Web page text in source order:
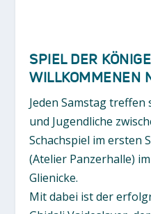
SPIEL DER
WILLKOMMENEN
Jeden Samstag treffen
und Jugendliche
Schachspiel im ersten
(Atelier Panzerhalle)
Glienicke.
Mit dabei ist der